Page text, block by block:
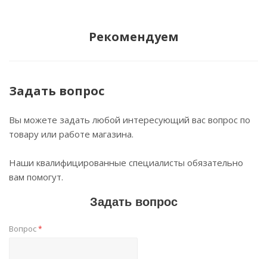
Рекомендуем
Задать вопрос
Вы можете задать любой интересующий вас вопрос по
товару или работе магазина.
Наши квалифицированные специалисты обязательно
вам помогут.
Задать вопрос
Вопрос*